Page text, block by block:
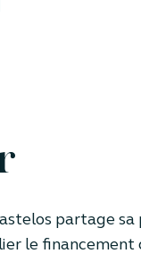
partage
le financement